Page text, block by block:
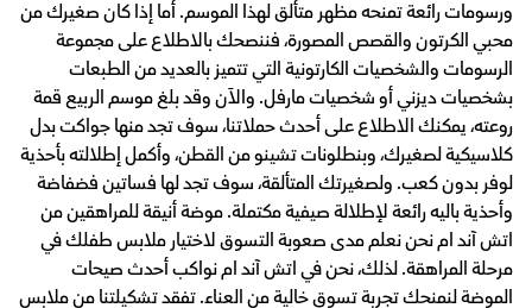
ورسومات رائعة تمنحه مظهر متألق لهذا الموسم. أما إذا كان صغيرك من
محبي الكرتون والقصص المصورة، فننصحك بالاطلاع على مجموعة
الرسومات والشخصيات الكارتونية التي تتميز بالعديد من الطبعات
بشخصيات ديزني أو شخصيات مارفل. والآن وقد بلغ موسم الربيع قمة
روعته، يمكنك الاطلاع على أحدث حملاتنا، سوف تجد منها جواكت بدل
كلاسيكية لصغيرك، وبنطلونات تشينو من القطن، وأكمل إطلالته بأحذية
لوفر بدون كعب. ولصغيرتك المتألقة، سوف تجد لها فساتين فضفاضة
وأحذية باليه رائعة لإطلالة صيفية مكتملة. موضة أنيقة للمراهقين من
اتش آند ام نحن نعلم مدى صعوبة التسوق لاختيار ملابس طفلك في
مرحلة المراهقة. لذلك، نحن في اتش آند ام نواكب أحدث صيحات
الموضة لنمنحك تجربة تسوق خالية من العناء. تفقد تشكيلتنا من ملابس